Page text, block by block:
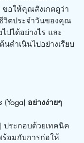
อให้คุณสังเกตดูว่า
วิตประจำวันของคุณ
ได้อย่างไร และ
ดำเนินไปอย่างเรียบ
อย่างง่ายๆ
ประกอบด้วยเทคนิค
ร้อมกับการก่อให้